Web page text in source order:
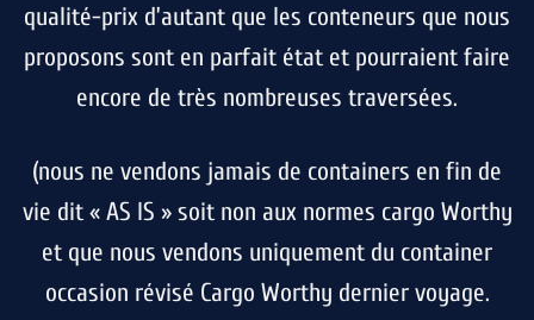
qualité-prix d’autant que les conteneurs que nous
proposons sont en parfait état et pourraient faire
encore de très nombreuses traversées.
(nous ne vendons jamais de containers en fin de
vie dit « AS IS » soit non aux normes cargo Worthy
et que nous vendons uniquement du container
occasion révisé Cargo Worthy dernier voyage.